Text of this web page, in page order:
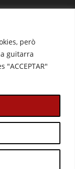
però
guitarra